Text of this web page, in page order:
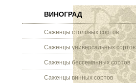
ВИНОГРАД
Саженцы столовых сортов
Саженцы универсальных сортов
Саженцы бессемянных сортов
Саженцы винных сортов